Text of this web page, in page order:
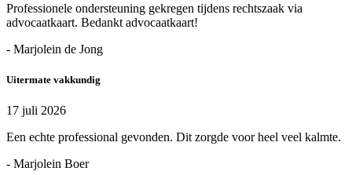
Professionele ondersteuning gekregen tijdens rechtszaak via
advocaatkaart. Bedankt advocaatkaart!
- Marjolein de Jong
Uitermate vakkundig
17 juli 2026
Een echte professional gevonden. Dit zorgde voor heel veel kalmte.
- Marjolein Boer